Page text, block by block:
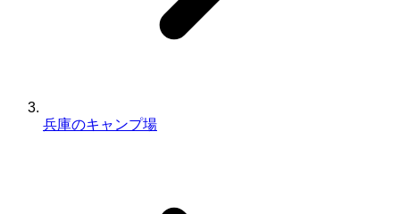
兵庫のキャンプ場